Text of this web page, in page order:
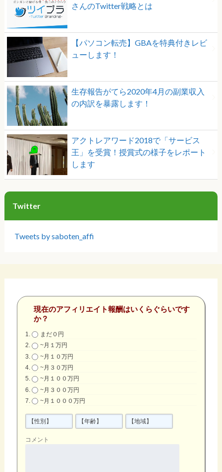
さんのTwitter戦略とは
【パソコン転売】GBAを特典付きレビ
ューします！
生存報告がてら2020年4月の副業収入
の内訳を暴露します！
アクトレアワード2018で「サービス
王」を受賞！授賞式の様子をレポート
します
Twitter
Tweets by saboten_affi
現在のアフィリエイト報酬はいくらぐらいです
か？
まだ０円
~月１万円
~月１０万円
~月３０万円
~月１００万円
~月３００万円
~月１０００万円
コメント